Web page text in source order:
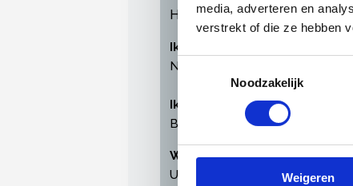
media, adverteren en
verstrekt of die ze hebben
Toestemmingsselectie
Noodzakelijk
Weigeren
Heeft u problemen bij het
Ik heb geen inloggegevens
Neem
Ik ben mijn wachtwoord of
Bent u uw inloggegevens
Waarom log ik in met een
U heeft een persoonlijke